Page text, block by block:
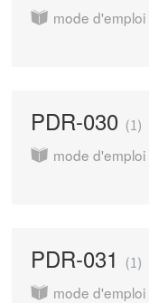
mode
PDR-030 1
mode
PDR-031 1
mode d'emploi